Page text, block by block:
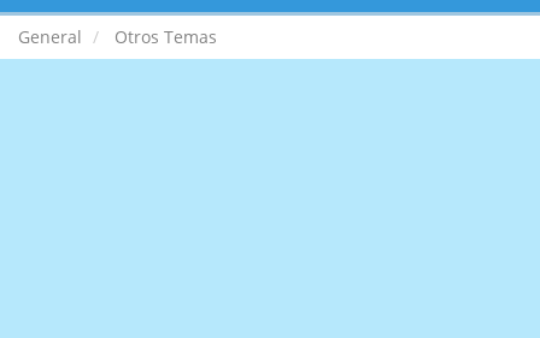
General Otros Temas